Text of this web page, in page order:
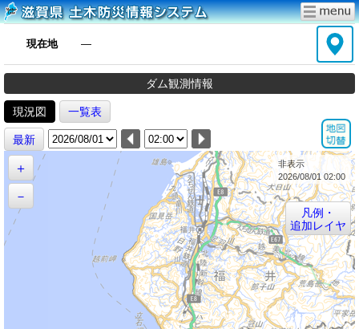
現在地 ―
ダム観測情報
現況図 一覧表
最新
＋
－
非表示
2026/08/01 02:00
凡例・
追加レイヤ